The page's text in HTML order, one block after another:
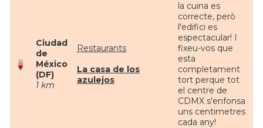
Ciudad
de
México
(DF)
1 km
Restaurants
La casa de los
azulejos
la cuina es
correcte, però
l'edifici es
espectacular! I
fixeu-vos que
esta
completament
tort perque tot
el centre de
CDMX s'enfonsa
uns centimetres
cada any!